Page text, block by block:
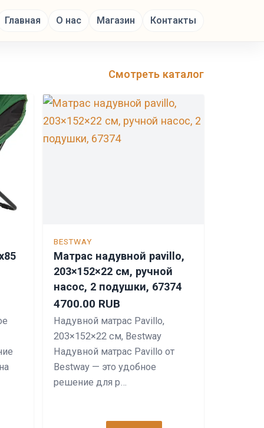
Главная О нас Магазин Контакты
Смотреть каталог
BESTWAY
Матрас надувной pavillo,
203×152×22 см, ручной
насос, 2 подушки, 67374
4700.00 RUB
Надувной матрас Pavillo,
203×152×22 см, Bestway
Надувной матрас Pavillo от
Bestway — это удобное
решение для р…